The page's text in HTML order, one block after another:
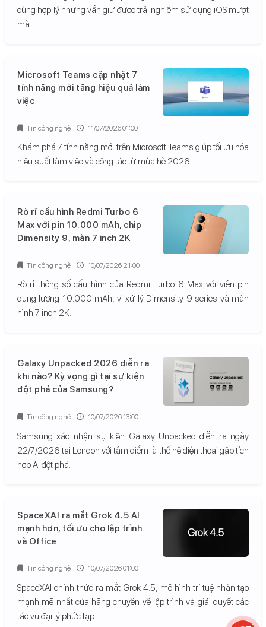
cùng hợp lý nhưng vẫn giữ được trải nghiệm sử dụng iOS mượt
mà.
Microsoft Teams cập nhật 7
tính năng mới tăng hiệu quả làm
việc
Khám phá 7 tính năng mới trên Microsoft Teams giúp tối ưu hóa
hiệu suất làm việc và cộng tác từ mùa hè 2026.
Tin công nghệ 11/07/2026 01:00
Rò rỉ cấu hình Redmi Turbo 6
Max với pin 10.000 mAh, chip
Dimensity 9, màn 7 inch 2K
Rò rỉ thông số cấu hình của Redmi Turbo 6 Max với viên pin
dung lượng 10.000 mAh, vi xử lý Dimensity 9 series và màn
hình 7 inch 2K.
Tin công nghệ 10/07/2026 21:00
Galaxy Unpacked 2026 diễn ra
khi nào? Kỳ vọng gì tại sự kiện
đột phá của Samsung?
Samsung xác nhận sự kiện Galaxy Unpacked diễn ra ngày
22/7/2026 tại London với tâm điểm là thế hệ điện thoại gập tích
hợp AI đột phá.
Tin công nghệ 10/07/2026 13:00
SpaceXAI ra mắt Grok 4.5 AI
mạnh hơn, tối ưu cho lập trình
và Office
SpaceXAI chính thức ra mắt Grok 4.5, mô hình trí tuệ nhân tạo
mạnh mẽ nhất của hãng chuyên về lập trình và giải quyết các
tác vụ đại lý phức tạp.
Tin công nghệ 10/07/2026 01:00